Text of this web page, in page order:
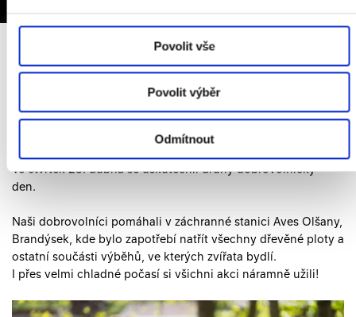
Povolit vše
Povolit výběr
Odmítnout
Dobrovolnický den v záchranné
stanici
1. Května 2024
Ve čtvrtek 25. dubna se uskutečnil druhý dobrovolnický
den.
Naši dobrovolníci pomáhali v záchranné stanici Aves Olšany,
Brandýsek, kde bylo zapotřebí natřít všechny dřevěné ploty a
ostatní součásti výběhů, ve kterých zvířata bydlí.
I přes velmi chladné počasí si všichni akci náramně užili!